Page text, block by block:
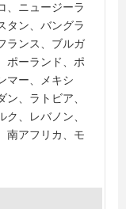
、ニュージーラ
タン、バングラ
ランス、ブルガ
ポーランド、ポ
マー、メキシ
、ラトビア、
、レバノン、
南アフリカ、モ